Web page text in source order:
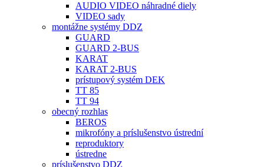
AUDIO VIDEO náhradné diely
VIDEO sady
montážne systémy DDZ
GUARD
GUARD 2-BUS
KARAT
KARAT 2-BUS
prístupový systém DEK
TT 85
TT 94
obecný rozhlas
BEROS
mikrofóny a príslušenstvo ústrední
reproduktory
ústredne
príslušenstvo DDZ